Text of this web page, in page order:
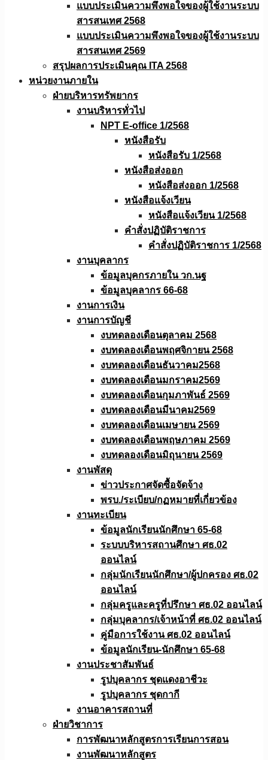
แบบประเมินความพึงพอใจของผู้ใช้งานระบบ
สารสนเทศ 2568
แบบประเมินความพึงพอใจของผู้ใช้งานระบบ
สารสนเทศ 2569
สรุปผลการประเมินคุณ ITA 2568
หน่วยงานภายใน
ฝ่ายบริหารทรัพยากร
งานบริหารทั่วไป
NPT E-office 1/2568
หนังสือรับ
หนังสือรับ 1/2568
หนังสือส่งออก
หนังสือส่งออก 1/2568
หนังสือแจ้งเวียน
หนังสือเเจ้งเวียน 1/2568
คำสั่งปฏิบัติราชการ
คำสั่งปฏิบัติราชการ 1/2568
งานบุคลากร
ข้อมูลบุคกรภายใน วก.นฐ
ข้อมูลบุคลากร 66-68
งานการเงิน
งานการบัญชี
งบทดลองเดือนตุลาคม 2568
งบทดลองเดือนพฤศจิกายน 2568
งบทดลองเดือนธันวาคม2568
งบทดลองเดือนมกราคม2569
งบทดลองเดือนกุมภาพันธ์ 2569
งบทดลองเดือนมีนาคม2569
งบทดลองเดือนเมษายน 2569
งบทดลองเดือนพฤษภาคม 2569
งบทดลองเดือนมิถุนายน 2569
งานพัสดุ
ข่าวประกาศจัดซื้อจัดจ้าง
พรบ./ระเบียบ/กฏหมายที่เกี่ยวข้อง
งานทะเบียน
ข้อมูลนักเรียนนักศึกษา 65-68
ระบบบริหารสถานศึกษา ศธ.02
ออนไลน์
กลุ่มนักเรียนนักศึกษา/ผู้ปกครอง ศธ.02
ออนไลน์
กลุ่มครูและครูที่ปรึกษา ศธ.02 ออนไลน์
กลุ่มบุคลากร/เจ้าหน้าที่ ศธ.02 ออนไลน์
คู่มือการใช้งาน ศธ.02 ออนไลน์
ข้อมูลนักเรียน-นักศึกษา 65-68
งานประชาสัมพันธ์
รูปบุคลากร ชุดแดงอาชีวะ
รูปบุคลากร ชุดกากี
งานอาคารสถานที่
ฝ่ายวิชาการ
การพัฒนาหลักสูตรการเรียนการสอน
งานพัฒนาหลักสูตร